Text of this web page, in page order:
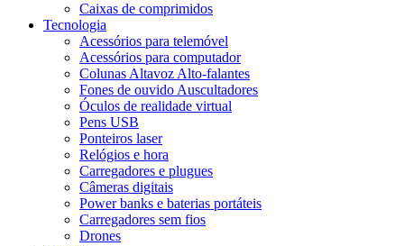
Caixas de comprimidos
Tecnologia
Acessórios para telemóvel
Acessórios para computador
Colunas Altavoz Alto-falantes
Fones de ouvido Auscultadores
Óculos de realidade virtual
Pens USB
Ponteiros laser
Relógios e hora
Carregadores e plugues
Câmeras digitais
Power banks e baterias portáteis
Carregadores sem fios
Drones